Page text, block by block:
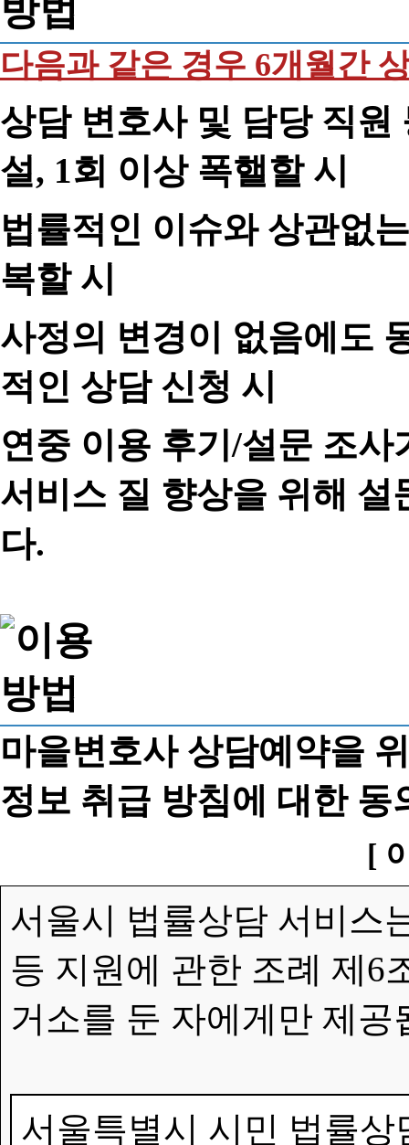
다음과 같은 경우 6개월간
상담 변호사 및 담당 직원
설, 1회 이상 폭핼할 시
법률적인 이슈와 상관없
복할 시
사정의 변경이 없음에도
적인 상담 신청 시
연중 이용 후기/설문 조
서비스 질 향상을 위해
다.
마을변호사 상담예약을
정보 취급 방침에 대한 동
[
서울시 법률상담 서비스
등 지원에 관한 조례 제6
거소를 둔 자에게만 제공
서울특별시 시민 법률